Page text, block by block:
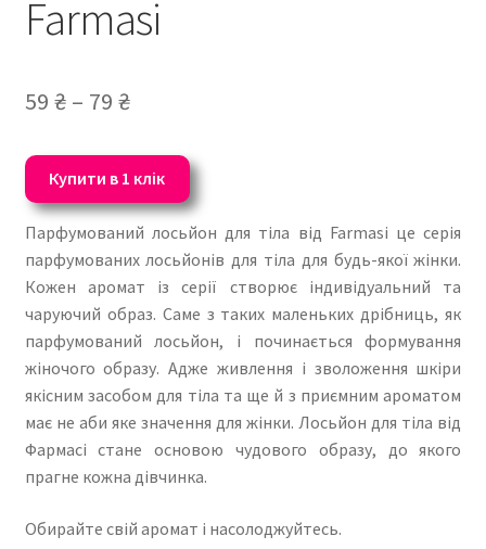
Farmasi
59 ₴– 79 ₴
Купити в 1 клік
Парфумований лосьйон для тіла від Farmasi це серія
парфумованих лосьйонів для тіла для будь-якої жінки.
Кожен аромат із серії створює індивідуальний та
чаруючий образ. Саме з таких маленьких дрібниць, як
парфумований лосьйон, і починається формування
жіночого образу. Адже живлення і зволоження шкіри
якісним засобом для тіла та ще й з приємним ароматом
має не аби яке значення для жінки. Лосьйон для тіла від
Фармасі стане основою чудового образу, до якого
прагне кожна дівчинка.
Обирайте свій аромат і насолоджуйтесь.